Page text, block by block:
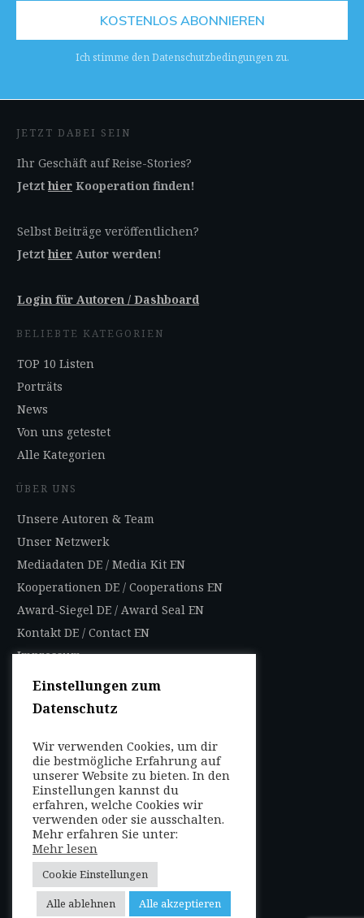
KOSTENLOS ABONNIEREN
Ich stimme den Datenschutzbedingungen zu.
JETZT DABEI SEIN
Ihr Geschäft auf Reise-Stories?
Jetzthier Kooperation finden!
Selbst Beiträge veröffentlichen?
Jetzthier Autor werden!
Login für Autoren / Dashboard
BELIEBTE KATEGORIEN
TOP 10 Listen
Porträts
News
Von uns getestet
Alle Kategorien
ÜBER UNS
Unsere Autoren & Team
Unser Netzwerk
Mediadaten DE / Media Kit EN
Kooperationen DE / Cooperations EN
Award-Siegel DE / Award Seal EN
Kontakt DE / Contact EN
Impressum
Datenschutzbestimmungen
Nutzungsbedingungen
FOLGEN SIE UNS
Entdecken Sie weltweit
mit uns die Highlights in
jeder Region als Local
oder auf Reisen!
Einstellungen zum
Datenschutz
Wir verwenden Cookies, um dir
die bestmögliche Erfahrung auf
unserer Website zu bieten. In den
Einstellungen kannst du
erfahren, welche Cookies wir
verwenden oder sie ausschalten.
Mehr erfahren Sie unter:
Mehr lesen
Cookie Einstellungen
Alle ablehnen
Alle akzeptieren